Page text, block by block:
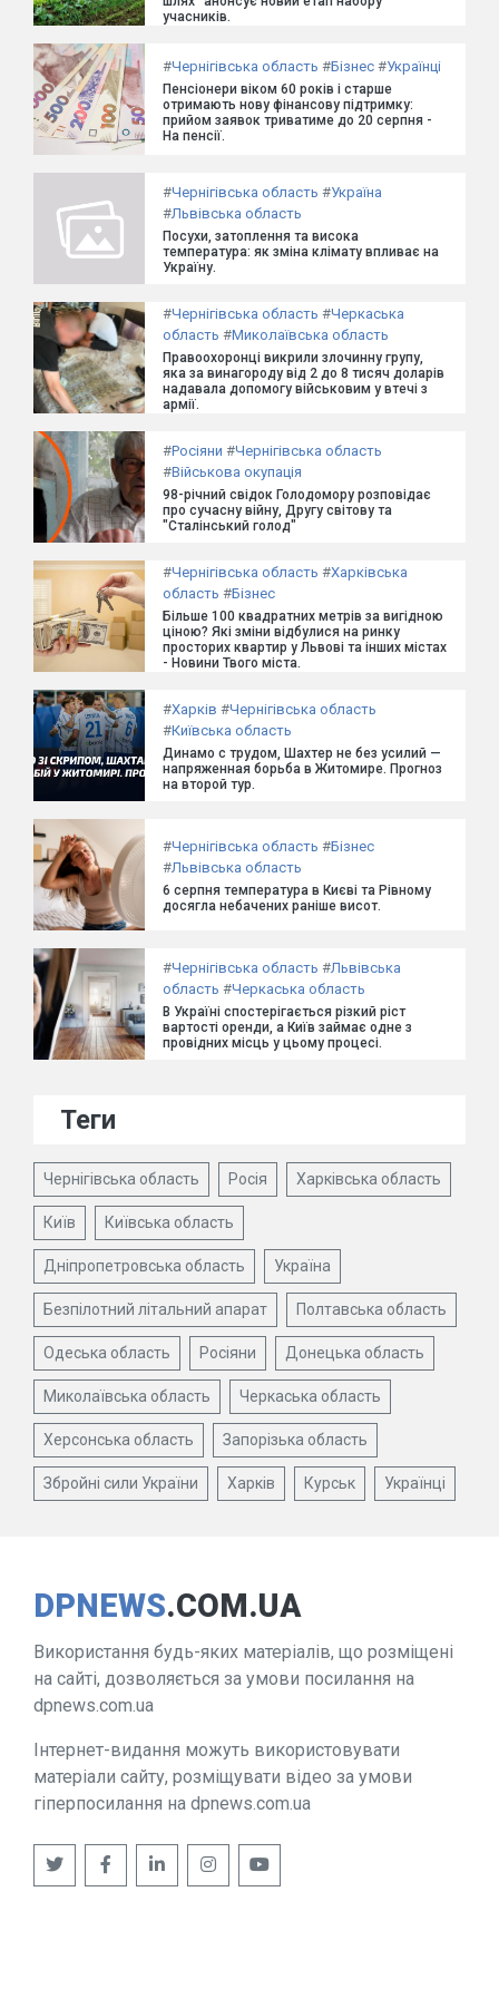
учасників.
#Чернігівська область #Бізнес #Українці
Пенсіонери віком 60 років і старше
отримають нову фінансову підтримку:
прийом заявок триватиме до 20 серпня -
На пенсії.
#Чернігівська область #Україна
#Львівська область
Посухи, затоплення та висока
температура: як зміна клімату впливає на
Україну.
#Чернігівська область #Черкаська
область #Миколаївська область
Правоохоронці викрили злочинну групу,
яка за винагороду від 2 до 8 тисяч доларів
надавала допомогу військовим у втечі з
армії.
#Росіяни #Чернігівська область
#Військова окупація
98-річний свідок Голодомору розповідає
про сучасну війну, Другу світову та
"Сталінський голод"
#Чернігівська область #Харківська
область #Бізнес
Більше 100 квадратних метрів за вигідною
ціною? Які зміни відбулися на ринку
просторих квартир у Львові та інших містах
- Новини Твого міста.
#Харків #Чернігівська область
#Київська область
Динамо с трудом, Шахтер не без усилий —
напряженная борьба в Житомире. Прогноз
на второй тур.
#Чернігівська область #Бізнес
#Львівська область
6 серпня температура в Києві та Рівному
досягла небачених раніше висот.
#Чернігівська область #Львівська
область #Черкаська область
В Україні спостерігається різкий ріст
вартості оренди, а Київ займає одне з
провідних місць у цьому процесі.
Теги
Чернігівська область Росія Харківська область
Київ Київська область
Дніпропетровська область Україна
Безпілотний літальний апарат Полтавська область
Одеська область Росіяни Донецька область
Миколаївська область Черкаська область
Херсонська область Запорізька область
Збройні сили України Харків Курськ Українці
DPNEWS.COM.UA
Використання будь-яких матеріалів, що розміщені
на сайті, дозволяється за умови посилання на
dpnews.com.ua
Інтернет-видання можуть використовувати
матеріали сайту, розміщувати відео за умови
гіперпосилання на dpnews.com.ua